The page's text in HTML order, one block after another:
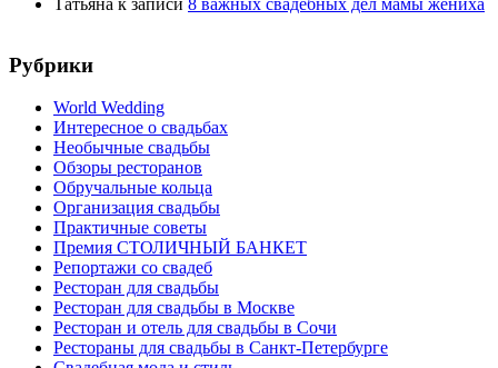
Рубрики
World Wedding
Интересное о свадьбах
Необычные свадьбы
Обзоры ресторанов
Обручальные кольца
Организация свадьбы
Практичные советы
Премия СТОЛИЧНЫЙ БАНКЕТ
Репортажи со свадеб
Ресторан для свадьбы
Ресторан для свадьбы в Москве
Ресторан и отель для свадьбы в Сочи
Рестораны для свадьбы в Санкт-Петербурге